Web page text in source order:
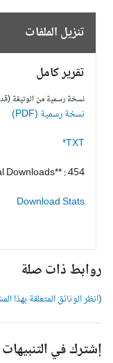
تنزيل الملفات
تقرير كامل
نسخة رسمية من الوثيقة (قد
نسخة رسمية (PDF)
TXT*
Downloads** : 454
Download Stats
روابط ذات صلة
(انظر الوثائق المتعلقة بهذا
إشترك في التنبيهات